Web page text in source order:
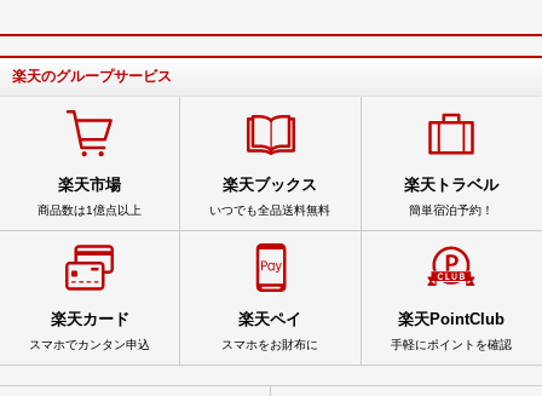
楽天のグループサービス
楽天市場
商品数は1億点以上
楽天ブックス
いつでも全品送料無料
楽天トラベル
簡単宿泊予約！
楽天カード
スマホでカンタン申込
楽天ペイ
スマホをお財布に
楽天PointClub
手軽にポイントを確認